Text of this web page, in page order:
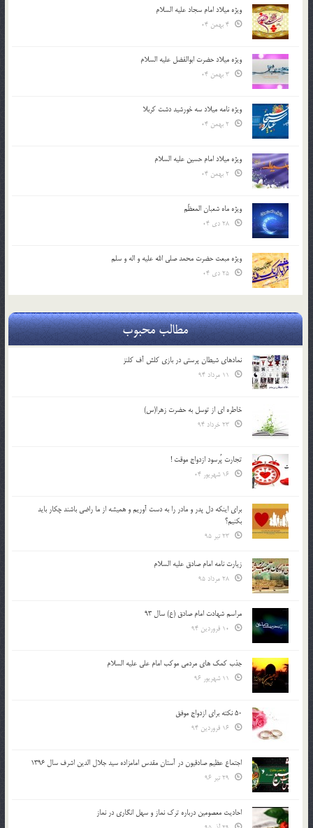
ویژه میلاد امام سجاد علیه السلام
ویژه میلاد حضرت ابوالفضل علیه السلام
ویژه نامه میلاد سه خورشید دشت کربلا
ویژه میلاد امام حسین علیه السلام
ویژه ماه شعبان المعظّم
ویژه مبعث حضرت محمد صلی الله علیه و اله و سلم
مطالب محبوب
نمادهای شیطان پرستی در بازی کلش آف کلنز
خاطره ای از توسل به حضرت زهرا(س)
تجارت پُرسود ازدواج موقت !
براي اينكه دل پدر و مادر را به دست آوريم و هميشه از ما راضي باشند چكار بايد
بكنيم؟
زیارت نامه امام صادق علیه السلام
مراسم شهادت امام صادق (ع) سال 93
جذب کمک های مردمی موکب امام علی علیه السلام
50 نکته برای ازدواج موفق
اجتماع عظیم صادقیون در آستان مقدس امامزاده سید جلال الدین اشرف سال 1396
احادیث معصومین درباره ترک نماز و سهل انگاری در نماز